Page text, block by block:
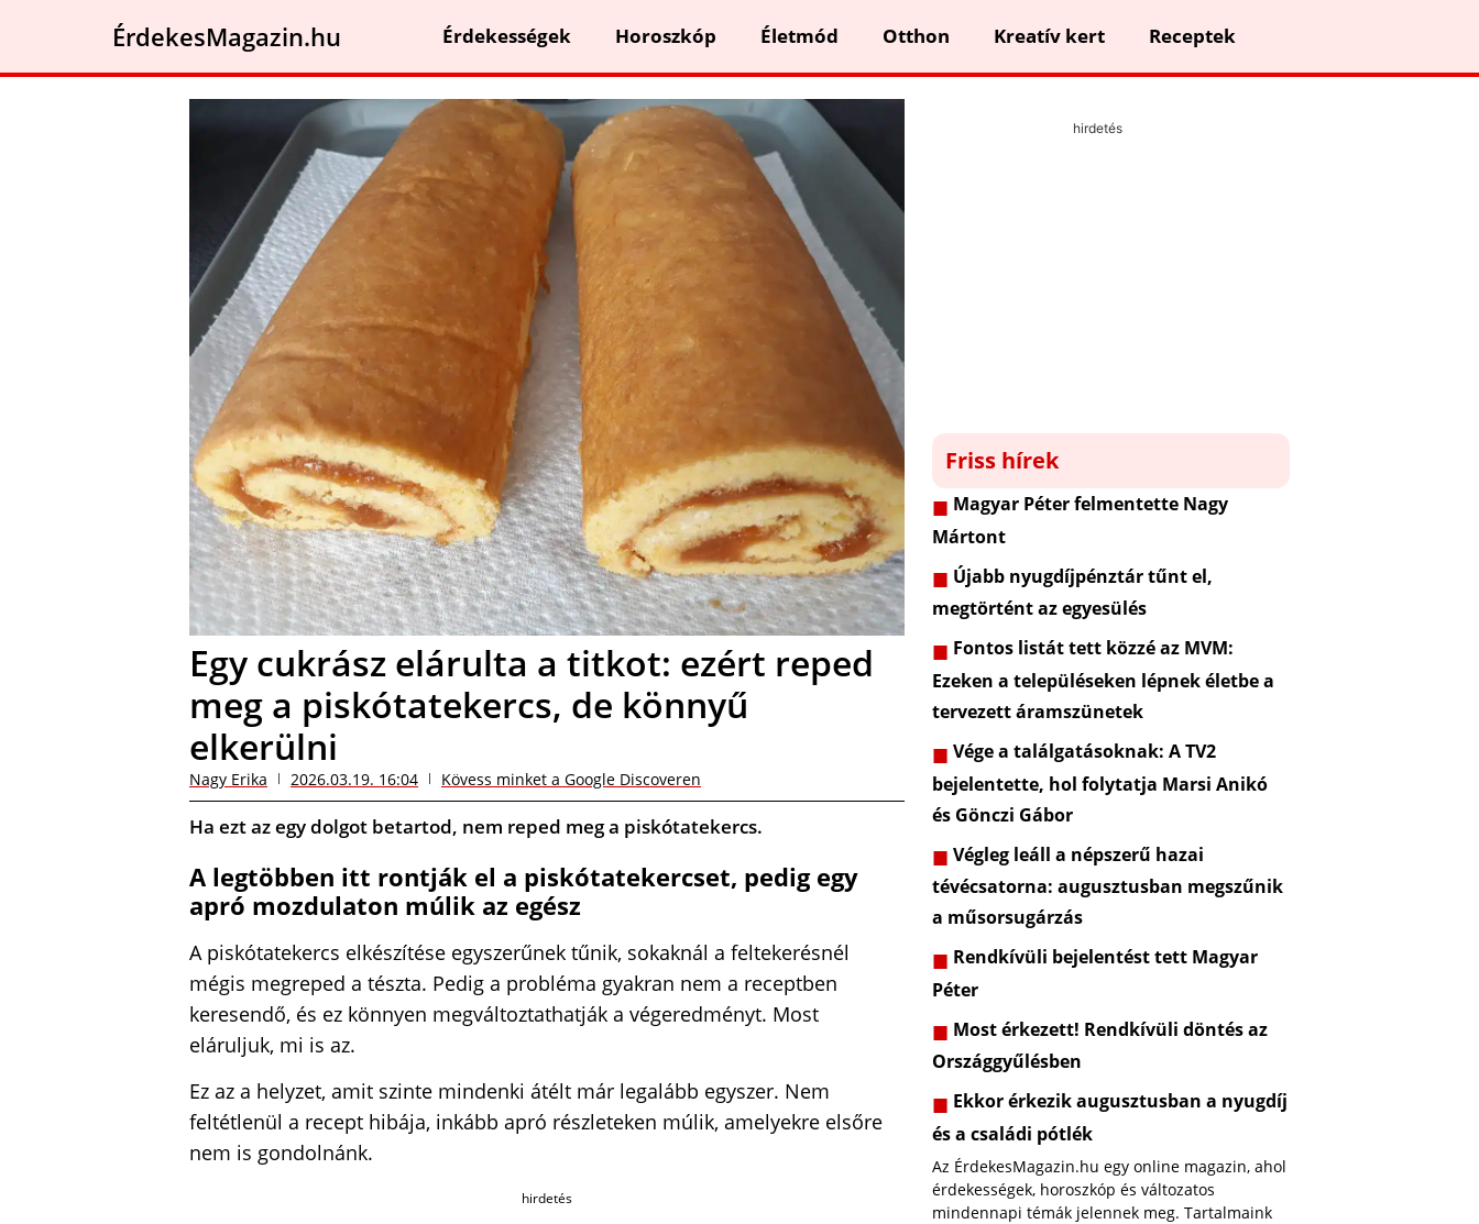
ÉrdekesMagazin.hu Érdekességek Horoszkóp Életmód Otthon Kreatív kert Receptek
Egy cukrász elárulta a titkot: ezért reped
meg a piskótatekercs, de könnyű
elkerülni
Nagy Erika 2026.03.19. 16:04 Kövess minket a Google Discoveren
Ha ezt az egy dolgot betartod, nem reped meg a piskótatekercs.
A legtöbben itt rontják el a piskótatekercset, pedig egy
apró mozdulaton múlik az egész
A piskótatekercs elkészítése egyszerűnek tűnik, sokaknál a feltekerésnél
mégis megreped a tészta. Pedig a probléma gyakran nem a receptben
keresendő, és ez könnyen megváltoztathatják a végeredményt. Most
eláruljuk, mi is az.
Ez az a helyzet, amit szinte mindenki átélt már legalább egyszer. Nem
feltétlenül a recept hibája, inkább apró részleteken múlik, amelyekre elsőre
nem is gondolnánk.
hirdetés
hirdetés
Friss hírek
Magyar Péter felmentette Nagy
Mártont
Újabb nyugdíjpénztár tűnt el,
megtörtént az egyesülés
Fontos listát tett közzé az MVM:
Ezeken a településeken lépnek életbe a
tervezett áramszünetek
Vége a találgatásoknak: A TV2
bejelentette, hol folytatja Marsi Anikó
és Gönczi Gábor
Végleg leáll a népszerű hazai
tévécsatorna: augusztusban megszűnik
a műsorsugárzás
Rendkívüli bejelentést tett Magyar
Péter
Most érkezett! Rendkívüli döntés az
Országgyűlésben
Ekkor érkezik augusztusban a nyugdíj
és a családi pótlék
Az ÉrdekesMagazin.hu egy online magazin, ahol
érdekességek, horoszkóp és változatos
mindennapi témák jelennek meg. Tartalmaink